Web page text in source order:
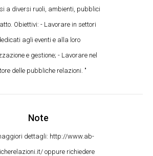
a diversi ruoli, ambienti, pubblici
Obiettivi: - Lavorare in settori
agli eventi e alla loro
e gestione; - Lavorare nel
delle pubbliche relazioni. "
Note
dettagli: http://www.ab-
oppure richiedere